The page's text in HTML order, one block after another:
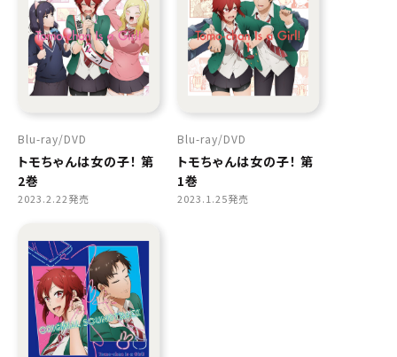
Blu-ray DVD
トモちゃんは女の子！ 第
2巻
2023.2.22発売
Blu-ray DVD
トモちゃんは女の子！ 第
1巻
2023.1.25発売